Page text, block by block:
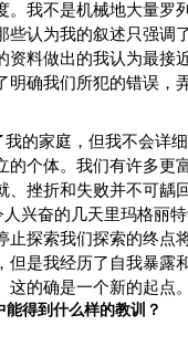
我不是机械地大量罗
认为我的叙述只强调
资料做出的我认为最接
明确我们所犯的错误，
的家庭，但我不会详
的个体。我们有许多更
、挫折和失败并不可龋
兴奋的几天里玛格丽
止探索我们探索的终点
但是我经历了自我暴露
的确是一个新的起点。
得到什么样的教训？